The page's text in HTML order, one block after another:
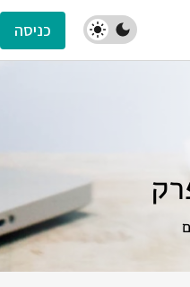
כניסה